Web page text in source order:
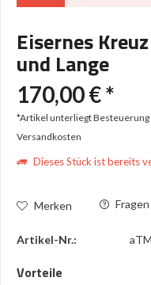
Eisernes
und Lange
170,00 € *
*Artikel unterliegt Besteuerung
Versandkosten
Dieses Stück ist bereits
Merken
Artikel-Nr.:
Vorteile